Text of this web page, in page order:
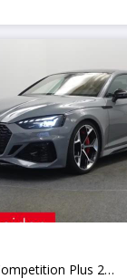
Sportback Competition Plus 290KM H MATRIX KERAMIK